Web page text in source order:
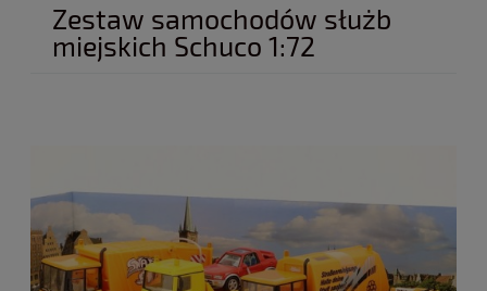
Zestaw samochodów służb
miejskich Schuco 1:72